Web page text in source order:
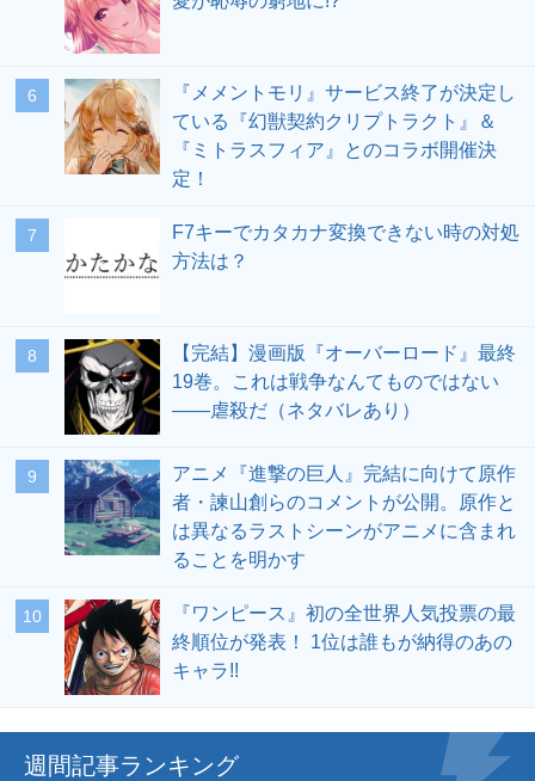
『メメントモリ』サービス終了が決定し
ている『幻獣契約クリプトラクト』＆
『ミトラスフィア』とのコラボ開催決
定！
F7キーでカタカナ変換できない時の対処
方法は？
【完結】漫画版『オーバーロード』最終
19巻。これは戦争なんてものではない
――虐殺だ（ネタバレあり）
アニメ『進撃の巨人』完結に向けて原作
者・諫山創らのコメントが公開。原作と
は異なるラストシーンがアニメに含まれ
ることを明かす
『ワンピース』初の全世界人気投票の最
終順位が発表！ 1位は誰もが納得のあの
キャラ!!
週間記事ランキング